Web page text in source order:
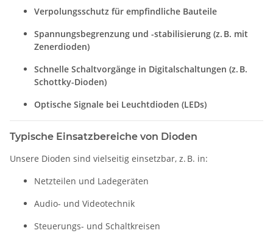
Verpolungsschutz für empfindliche Bauteile
Spannungsbegrenzung und -stabilisierung (z. B. mit
Zenerdioden)
Schnelle Schaltvorgänge in Digitalschaltungen (z. B.
Schottky-Dioden)
Optische Signale bei Leuchtdioden (LEDs)
Typische Einsatzbereiche von Dioden
Unsere Dioden sind vielseitig einsetzbar, z. B. in:
Netzteilen und Ladegeräten
Audio- und Videotechnik
Steuerungs- und Schaltkreisen